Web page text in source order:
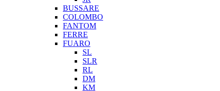
BUSSARE
COLOMBO
FANTOM
FERRE
FUARO
SL
SLR
RL
DM
KM